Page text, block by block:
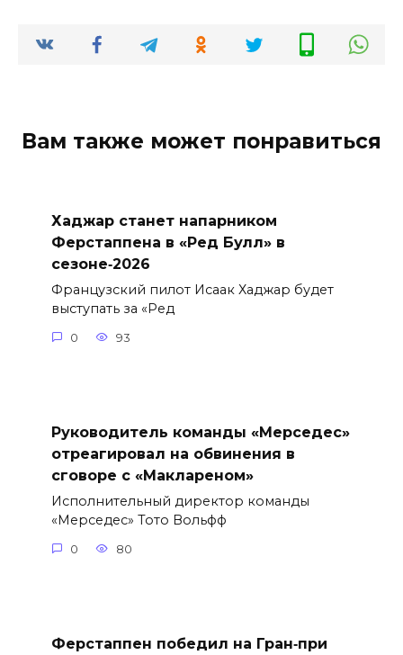
Вам также может понравиться
Хаджар станет напарником
Ферстаппена в «Ред Булл» в
сезоне‑2026
Французский пилот Исаак Хаджар будет
выступать за «Ред
0 93
Руководитель команды «Мерседес»
отреагировал на обвинения в
сговоре с «Маклареном»
Исполнительный директор команды
«Мерседес» Тото Вольфф
0 80
Ферстаппен победил на Гран‑при